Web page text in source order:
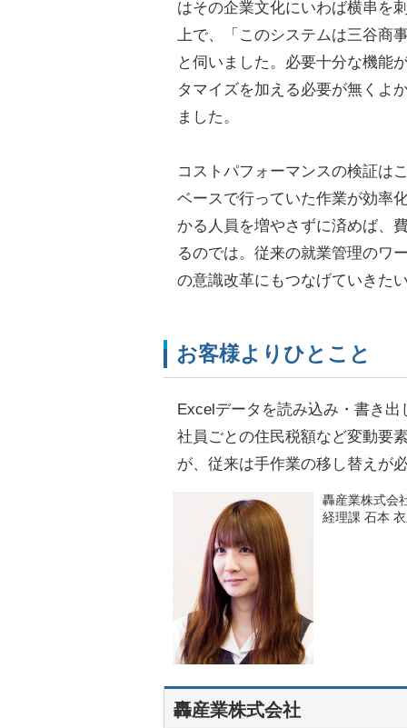
はその企業文化にいわば横串を
上で、「このシステムは三谷商
と伺いました。必要十分な機能
タマイズを加える必要が無くよ
ました。
コストパフォーマンスの検証は
ベースで行っていた作業が効率
かる人員を増やさずに済めば、
るのでは。従来の就業管理のワ
の意識改革にもつなげていきた
お客様よりひとこと
Excelデータを読み込み・書き
社員ごとの住民税額など変動要
が、従来は手作業の移し替えが
轟産業株式会
経理課 石本
轟産業株式会社